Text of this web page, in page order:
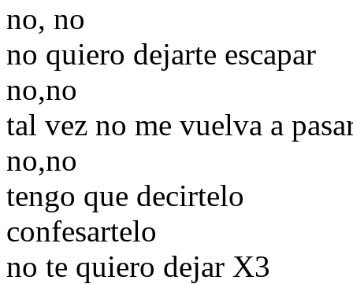
no, no
no quiero dejarte escapar
no,no
tal vez no me vuelva a
no,no
tengo que decirtelo
confesartelo
no te quiero dejar X3